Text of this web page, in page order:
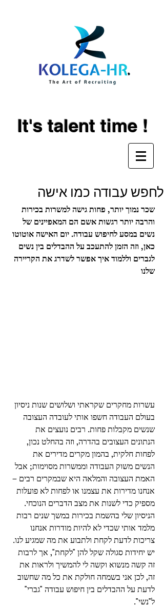
It's talent time !
לחפש עבודה כמו אישה
שכר נמוך יותר, פחות גישה למשרות בכירות
והרבה יותר רגשות אשם הם המאפיינים של
נשים במסע לחיפוש עבודה. יום האישה אוטוטו
כאן, וזה הזמן להתעכב על ההבדלים בין נשים
לגברים וללמוד איך אפשר לשדרג את הקריירה
שלנו
עשרות מחקרים שקראתי ושלושים שנות ניסיון
בעולם העבודה חשפו אותי לעובדה העצובה
שנשים מקבלות פחות. רבים נועצים את
הנתונים העצובים בהדרה, וזה בהחלט נכון,
לפחות חלקית, בהמון מקרים מדירים את
הנשים משוק העבודה וממשרות מסוימות; אבל
האמת העצובה והמלאה היא שבמקרים רבים –
אנחנו מדירות את עצמנו או לפחות לא פועלות
מספיק כדי לשנות את מצב הדברים הנוכחי.
הניסיון שלי בהשמת בכירות במשך שנים רבות
מלמד אותי שכדי לא להיות מודרות אנחנו
צריכות לדעת לקחת ולתבוע את מה שמגיע לנו.
יש יחידות סגולה שקל להן "לקחת", אך לרבות
זה קשה מנשוא וקשה לי להמשיך ולראות את
זה, לכן אני בשמחה חולקת את כל מה שחשוב
לדעת על ההבדלים בין חיפוש עבודה "גברי"
ל"נשי".